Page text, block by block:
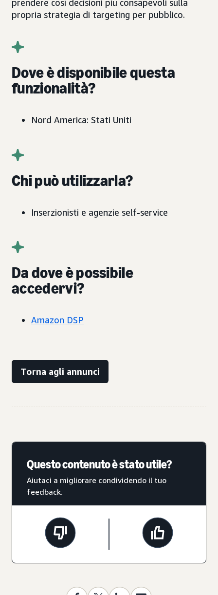
prendere così decisioni più consapevoli sulla
propria strategia di targeting per pubblico.
Dove è disponibile questa
funzionalità?
Nord America: Stati Uniti
Chi può utilizzarla?
Inserzionisti e agenzie self-service
Da dove è possibile
accedervi?
Amazon DSP
Torna agli annunci
Questo contenuto è stato utile?
Aiutaci a migliorare condividendo il tuo
feedback.